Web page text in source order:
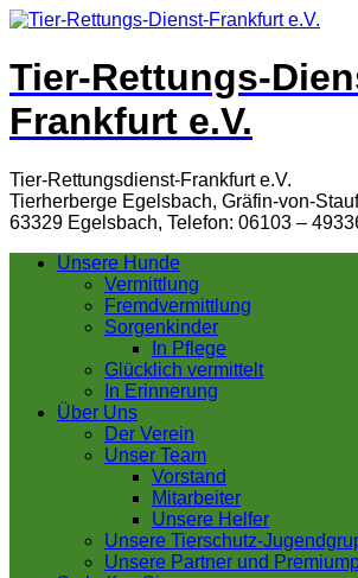
Tier-Rettungs-
Frankfurt e.V.
Tier-Rettungsdienst-Frankfurt e.V.
Tierherberge Egelsbach, Gräfin-von-
63329 Egelsbach, Telefon: 06103 –
Unsere Hunde
Vermittlung
Fremdvermittlung
Sorgenkinder
In Pflege
Glücklich vermittelt
In Erinnerung
Über Uns
Der Verein
Unser Team
Vorstand
Mitarbeiter
Unsere Helfer
Unsere Tierschutz-
Unsere Partner und